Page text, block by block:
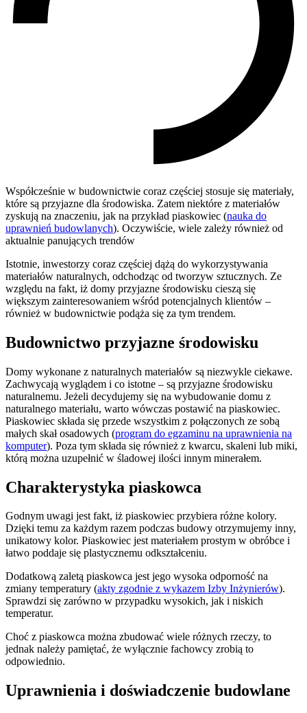
Współcześnie w budownictwie coraz częściej stosuje się materiały,
które są przyjazne dla środowiska. Zatem niektóre z materiałów
zyskują na znaczeniu, jak na przykład piaskowiec (nauka do
uprawnień budowlanych). Oczywiście, wiele zależy również od
aktualnie panujących trendów
Istotnie, inwestorzy coraz częściej dążą do wykorzystywania
materiałów naturalnych, odchodząc od tworzyw sztucznych. Ze
względu na fakt, iż domy przyjazne środowisku cieszą się
większym zainteresowaniem wśród potencjalnych klientów –
również w budownictwie podąża się za tym trendem.
Budownictwo przyjazne środowisku
Domy wykonane z naturalnych materiałów są niezwykle ciekawe.
Zachwycają wyglądem i co istotne – są przyjazne środowisku
naturalnemu. Jeżeli decydujemy się na wybudowanie domu z
naturalnego materiału, warto wówczas postawić na piaskowiec.
Piaskowiec składa się przede wszystkim z połączonych ze sobą
małych skał osadowych (program do egzaminu na uprawnienia na
komputer). Poza tym składa się również z kwarcu, skaleni lub miki,
którą można uzupełnić w śladowej ilości innym minerałem.
Charakterystyka piaskowca
Godnym uwagi jest fakt, iż piaskowiec przybiera różne kolory.
Dzięki temu za każdym razem podczas budowy otrzymujemy inny,
unikatowy kolor. Piaskowiec jest materiałem prostym w obróbce i
łatwo poddaje się plastycznemu odkształceniu.
Dodatkową zaletą piaskowca jest jego wysoka odporność na
zmiany temperatury (akty zgodnie z wykazem Izby Inżynierów).
Sprawdzi się zarówno w przypadku wysokich, jak i niskich
temperatur.
Choć z piaskowca można zbudować wiele różnych rzeczy, to
jednak należy pamiętać, że wyłącznie fachowcy zrobią to
odpowiednio.
Uprawnienia i doświadczenie budowlane